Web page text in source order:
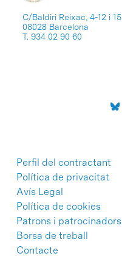
C/Baldiri Reixac, 4-12 i 15
08028 Barcelona
T. 934 02 90 60
Perfil del contractant
Política de privacitat
Avís Legal
Política de cookies
Patrons i patrocinadors
Borsa de treball
Contacte